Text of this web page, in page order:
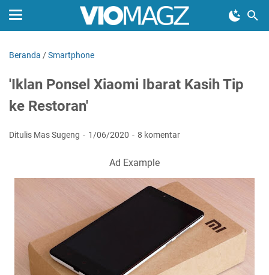
Beranda /Smartphone
'Iklan Ponsel Xiaomi Ibarat Kasih Tip
ke Restoran'
Ditulis Mas Sugeng 1/06/2020 8 komentar
Ad Example